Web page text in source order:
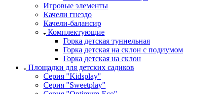
Игровые элементы
Качели гнездо
Качели-балансир
Комплектующие
Горка детская туннельная
Горка детская на склон с подиумом
Горка детская на склон
Площадки для детских садиков
Серия "Kidsplay"
Серия "Sweetplay"